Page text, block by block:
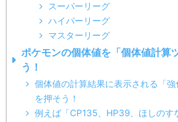
スーパーリーグ
ハイパーリーグ
マスターリーグ
ポケモンの個体値を「個体値計算
う！
個体値の計算結果に表示される「
を押そう！
例えば「CP135、HP39、ほしのす